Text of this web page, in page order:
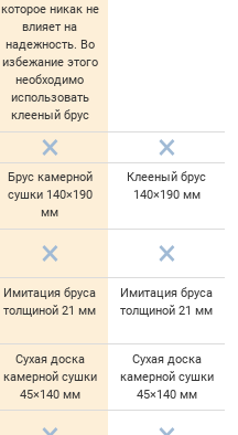
которое никак не
влияет на
надежность. Во
избежание этого
необходимо
использовать
клееный брус
Брус камерной
сушки 140×190
мм
Клееный брус
140×190 мм
Имитация бруса
толщиной 21 мм
Имитация бруса
толщиной 21 мм
Сухая доска
камерной сушки
45×140 мм
Сухая доска
камерной сушки
45×140 мм